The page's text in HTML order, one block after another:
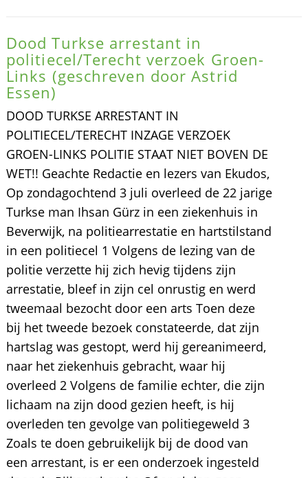
Dood Turkse arrestant in
politiecel/Terecht verzoek Groen-
Links (geschreven door Astrid
Essen)
DOOD TURKSE ARRESTANT IN
POLITIECEL/TERECHT INZAGE VERZOEK
GROEN-LINKS POLITIE STAAT NIET BOVEN DE
WET!! Geachte Redactie en lezers van Ekudos,
Op zondagochtend 3 juli overleed de 22 jarige
Turkse man Ihsan Gürz in een ziekenhuis in
Beverwijk, na politiearrestatie en hartstilstand
in een politiecel 1 Volgens de lezing van de
politie verzette hij zich hevig tijdens zijn
arrestatie, bleef in zijn cel onrustig en werd
tweemaal bezocht door een arts Toen deze
bij het tweede bezoek constateerde, dat zijn
hartslag was gestopt, werd hij gereanimeerd,
naar het ziekenhuis gebracht, waar hij
overleed 2 Volgens de familie echter, die zijn
lichaam na zijn dood gezien heeft, is hij
overleden ten gevolge van politiegeweld 3
Zoals te doen gebruikelijk bij de dood van
een arrestant, is er een onderzoek ingesteld